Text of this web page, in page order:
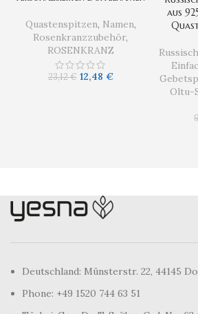
Quastenspitzen, Namen,
Rosenkranzzubehör,
ROSENKRANZ
23,12€ 12,48 €
aus
Oltu-
Deutschland: Münsterstr. 22, 44145
Phone: +49 1520 744 63 51